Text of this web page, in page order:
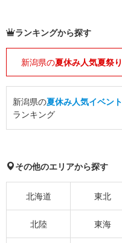
ランキングから探す
新潟県の夏休み人気夏祭り
新潟県の夏休み人気イベント
ランキング
その他のエリアから探す
北海道 東北
北陸 東海